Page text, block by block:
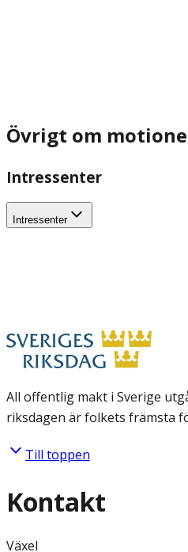
Övrigt om
Intressenter
Intressenter
All offentlig makt i Sverige
riksdagen är folkets främsta
Till toppen
Kontakt
Växel